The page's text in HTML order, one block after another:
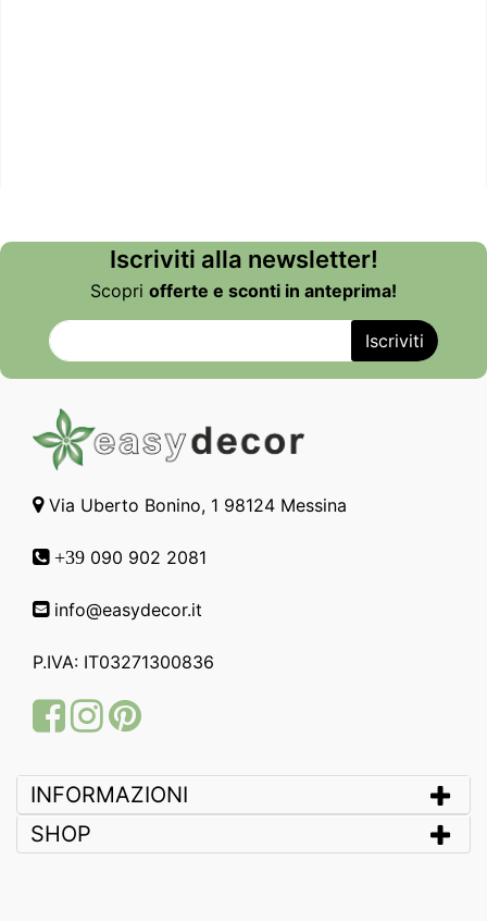
Iscriviti alla newsletter!
Scopri offerte e sconti in anteprima!
Via Uberto Bonino, 1 98124 Messina
+39 090 902 2081
info@easydecor.it
P.IVA: IT03271300836
FacebookInstagram
Pinterest
INFORMAZIONI
SHOP